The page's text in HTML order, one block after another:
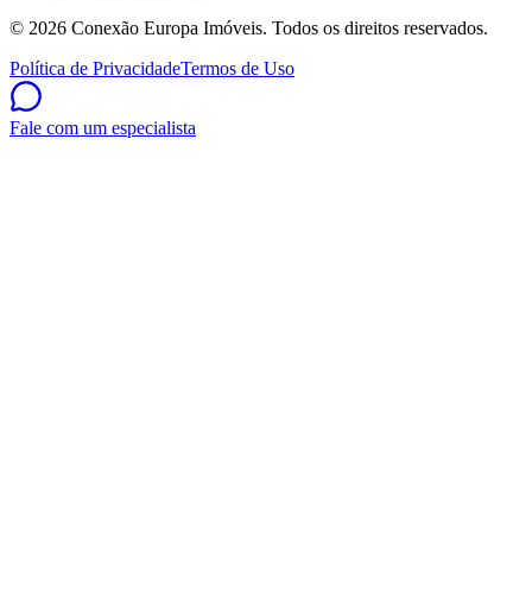
© 2026 Conexão Europa Imóveis. Todos os direitos reservados.
Política de PrivacidadeTermos de Uso
Fale com um especialista